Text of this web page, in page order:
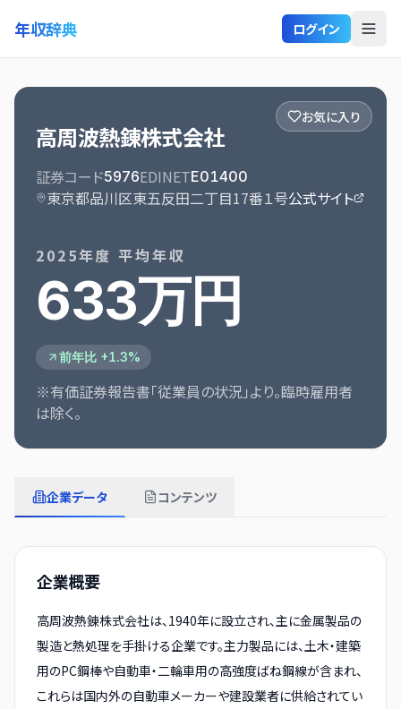
年収辞典 ログイン
お気に入り
高周波熱錬株式会社
証券コード5976EDINETE01400
東京都品川区東五反田二丁目17番１号公式サイト
2025年度 平均年収
633万円
前年比 +1.3%
※有価証券報告書「従業員の状況」より。臨時雇用者
は除く。
企業データ コンテンツ
企業概要
高周波熱錬株式会社は、1940年に設立され、主に金属製品の
製造と熱処理を手掛ける企業です。主力製品には、土木・建築
用のPC鋼棒や自動車・二輪車用の高強度ばね鋼線が含まれ、
これらは国内外の自動車メーカーや建設業者に供給されてい